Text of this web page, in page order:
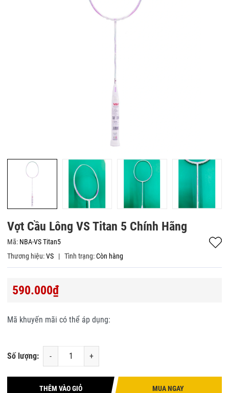
Vợt Cầu Lông VS Titan 5 Chính Hãng
Mã: NBA-VS Titan5
Thương hiệu:VS | Tình trạng:Còn hàng
590.000₫
Mã khuyến mãi có thể áp dụng:
Số lượng: - +
THÊM VÀO GIỎ MUA NGAY